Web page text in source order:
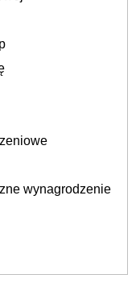
wynagrodzenie